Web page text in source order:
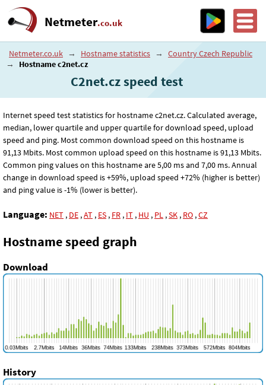
Netmeter.co.uk
Netmeter.co.uk → Hostname statistics →
Country Czech Republic
→
Hostname c2net.cz
C2net.cz speed test
Internet speed test statistics for hostname c2net.cz. Calculated average,
median, lower quartile and upper quartile for download speed, upload
speed and ping. Most common download speed on this hostname is
91,13 Mbits. Most common upload speed on this hostname is 91,13 Mbits.
Common ping values on this hostname are 5,00 ms and 7,00 ms. Annual
change in download speed is +59%, upload speed +72% (higher is better)
and ping value is -1% (lower is better).
Language: NET , DE ,AT , ES , FR , IT , HU , PL ,SK , RO ,CZ
Hostname speed graph
Download
History